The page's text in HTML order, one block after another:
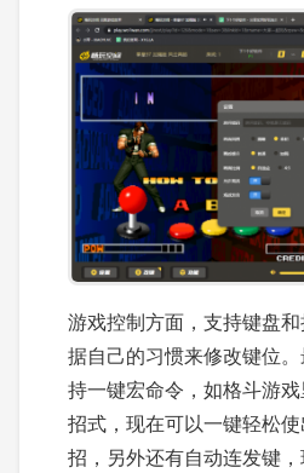
游戏控制方面，支持键盘
据自己的习惯来修改键位
持一键宏命令，如格斗游
招式，现在可以一键轻松
招，另外还有自动连发键